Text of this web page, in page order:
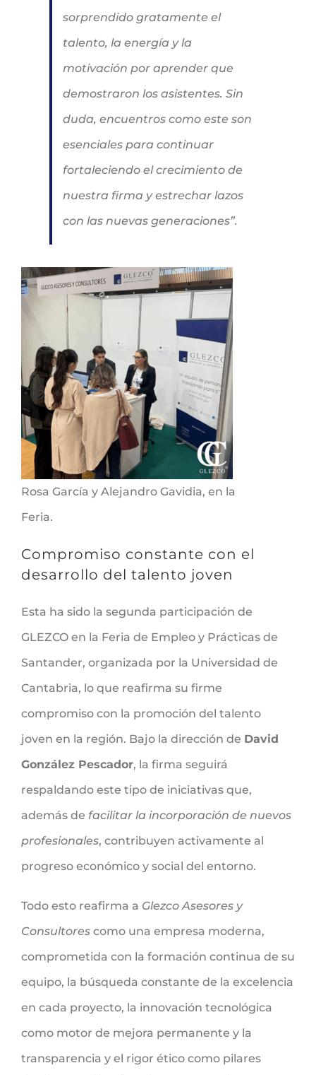
sorprendido gratamente el
talento, la energía y la
motivación por aprender que
demostraron los asistentes. Sin
duda, encuentros como este son
esenciales para continuar
fortaleciendo el crecimiento de
nuestra firma y estrechar lazos
con las nuevas generaciones”.
Rosa García y Alejandro Gavidia, en la
Feria.
Compromiso constante con el
desarrollo del talento joven
Esta ha sido la segunda participación de
GLEZCO en la Feria de Empleo y Prácticas de
Santander, organizada por la Universidad de
Cantabria, lo que reafirma su firme
compromiso con la promoción del talento
joven en la región. Bajo la dirección de David
González Pescador, la firma seguirá
respaldando este tipo de iniciativas que,
además de facilitar la incorporación de nuevos
profesionales, contribuyen activamente al
progreso económico y social del entorno.
Todo esto reafirma a Glezco Asesores y
Consultores como una empresa moderna,
comprometida con la formación continua de su
equipo, la búsqueda constante de la excelencia
en cada proyecto, la innovación tecnológica
como motor de mejora permanente y la
transparencia y el rigor ético como pilares